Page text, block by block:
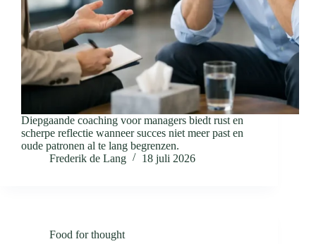
Diepgaande coaching voor managers biedt rust en
scherpe reflectie wanneer succes niet meer past en
oude patronen al te lang begrenzen.
Frederik de Lang
18 juli 2026
Food for thought